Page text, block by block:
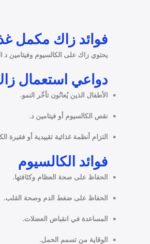
فوائد زاك مكمل
يحتوي زاك على الكالسيوم وفيتامين د
دواعي استعمال
الأطفال الذين يُعانُون تأخّر النمو.
نقص الكالسيوم أو فيتامين د.
التزام أنظمة غذائية تقييدية أو فقيرة
فوائد الكالسيوم
الحفاظ على صحة العظام وكثافتها.
الحفاظ على ضغط الدم وصحة القلب.
المساعدة في انقباض العضلات.
الوقاية من تسمم الحمل.